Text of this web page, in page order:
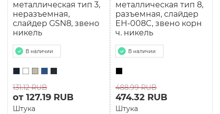
металлическая тип 3,
неразъемная,
слайдер GSN8, звено
никель
В наличии
131.12 RUB
от 127.19 RUB
Штука
мeталлическая тип 8,
разъемная, слайдер
EH-008C, звено корн
ч. никель
В наличии
488.99 RUB
474.32 RUB
Штука